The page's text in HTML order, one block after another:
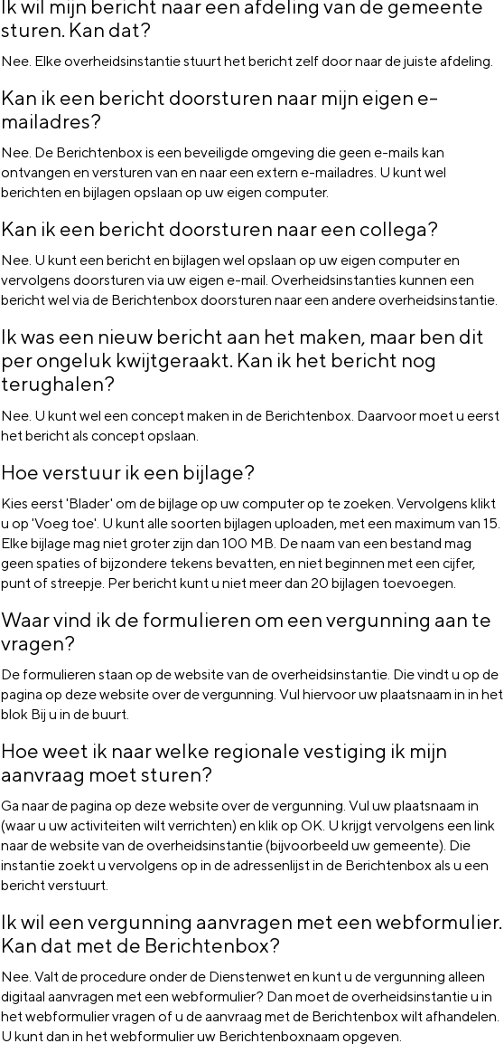
Ik wil mijn bericht naar een afdeling van de gemeente
sturen. Kan dat?
Nee. Elke overheidsinstantie stuurt het bericht zelf door naar de juiste afdeling.
Kan ik een bericht doorsturen naar mijn eigen e-
mailadres?
Nee. De Berichtenbox is een beveiligde omgeving die geen e-mails kan
ontvangen en versturen van en naar een extern e-mailadres. U kunt wel
berichten en bijlagen opslaan op uw eigen computer.
Kan ik een bericht doorsturen naar een collega?
Nee. U kunt een bericht en bijlagen wel opslaan op uw eigen computer en
vervolgens doorsturen via uw eigen e-mail. Overheidsinstanties kunnen een
bericht wel via de Berichtenbox doorsturen naar een andere overheidsinstantie.
Ik was een nieuw bericht aan het maken, maar ben dit
per ongeluk kwijtgeraakt. Kan ik het bericht nog
terughalen?
Nee. U kunt wel een concept maken in de Berichtenbox. Daarvoor moet u eerst
het bericht als concept opslaan.
Hoe verstuur ik een bijlage?
Kies eerst 'Blader' om de bijlage op uw computer op te zoeken. Vervolgens klikt
u op 'Voeg toe'. U kunt alle soorten bijlagen uploaden, met een maximum van 15.
Elke bijlage mag niet groter zijn dan 100 MB. De naam van een bestand mag
geen spaties of bijzondere tekens bevatten, en niet beginnen met een cijfer,
punt of streepje. Per bericht kunt u niet meer dan 20 bijlagen toevoegen.
Waar vind ik de formulieren om een vergunning aan te
vragen?
De formulieren staan op de website van de overheidsinstantie. Die vindt u op de
pagina op deze website over de vergunning. Vul hiervoor uw plaatsnaam in in het
blok Bij u in de buurt.
Hoe weet ik naar welke regionale vestiging ik mijn
aanvraag moet sturen?
Ga naar de pagina op deze website over de vergunning. Vul uw plaatsnaam in
(waar u uw activiteiten wilt verrichten) en klik op OK. U krijgt vervolgens een link
naar de website van de overheidsinstantie (bijvoorbeeld uw gemeente). Die
instantie zoekt u vervolgens op in de adressenlijst in de Berichtenbox als u een
bericht verstuurt.
Ik wil een vergunning aanvragen met een webformulier.
Kan dat met de Berichtenbox?
Nee. Valt de procedure onder de Dienstenwet en kunt u de vergunning alleen
digitaal aanvragen met een webformulier? Dan moet de overheidsinstantie u in
het webformulier vragen of u de aanvraag met de Berichtenbox wilt afhandelen.
U kunt dan in het webformulier uw Berichtenboxnaam opgeven.